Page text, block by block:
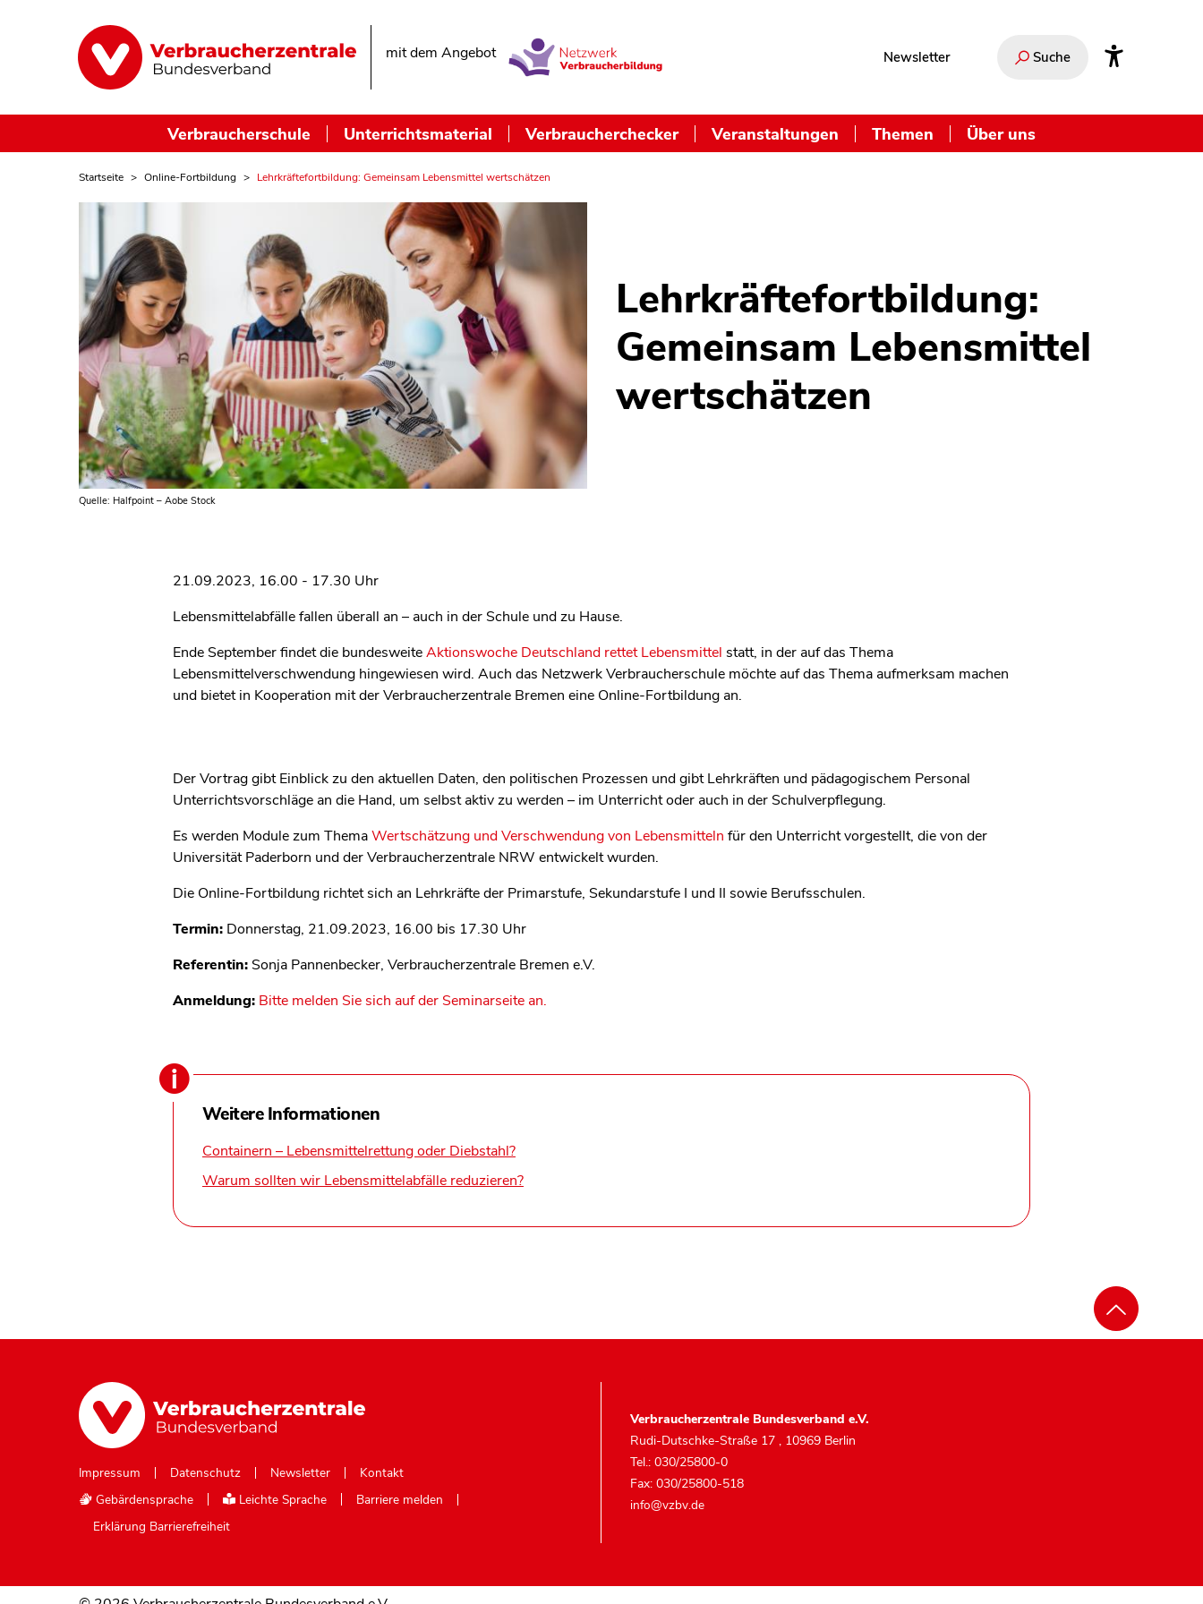
mit dem Angebot Newsletter Suche
Verbraucherschule Unterrichtsmaterial Verbraucherchecker Veranstaltungen Themen Über uns
Startseite Online-Fortbildung Lehrkräftefortbildung: Gemeinsam Lebensmittel wertschätzen
Quelle: Halfpoint – Aobe Stock
Lehrkräftefortbildung:
Gemeinsam Lebensmittel
wertschätzen
21.09.2023, 16.00 - 17.30 Uhr
Lebensmittelabfälle fallen überall an – auch in der Schule und zu Hause.
Ende September findet die bundesweiteAktionswoche Deutschland rettet Lebensmittel statt, in der auf das Thema
Lebensmittelverschwendung hingewiesen wird. Auch das Netzwerk Verbraucherschule möchte auf das Thema aufmerksam machen
und bietet in Kooperation mit der Verbraucherzentrale Bremen eine Online-Fortbildung an.
Der Vortrag gibt Einblick zu den aktuellen Daten, den politischen Prozessen und gibt Lehrkräften und pädagogischem Personal
Unterrichtsvorschläge an die Hand, um selbst aktiv zu werden – im Unterricht oder auch in der Schulverpflegung.
Es werden Module zum ThemaWertschätzung und Verschwendung von Lebensmitteln für den Unterricht vorgestellt, die von der
Universität Paderborn und der Verbraucherzentrale NRW entwickelt wurden.
Die Online-Fortbildung richtet sich an Lehrkräfte der Primarstufe, Sekundarstufe I und II sowie Berufsschulen.
Termin:Donnerstag, 21.09.2023, 16.00 bis 17.30 Uhr
Referentin:Sonja Pannenbecker, Verbraucherzentrale Bremen e.V.
Anmeldung: Bitte melden Sie sich auf der Seminarseite an.
Weitere Informationen
Containern – Lebensmittelrettung oder Diebstahl?
Warum sollten wir Lebensmittelabfälle reduzieren?
Impressum Datenschutz Newsletter
Kontakt
Gebärdensprache
Leichte Sprache
Barriere melden
Erklärung Barrierefreiheit
Verbraucherzentrale Bundesverband e.V.
Rudi-Dutschke-Straße 17 , 10969 Berlin
Tel.: 030/25800-0
Fax: 030/25800-518
info@vzbv.de